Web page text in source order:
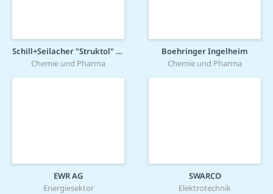
Schill+Seilacher "Struktol" GmbH
Chemie und Pharma
Boehringer Ingelheim
Chemie und Pharma
EWR AG
Energiesektor
SWARCO
Elektrotechnik